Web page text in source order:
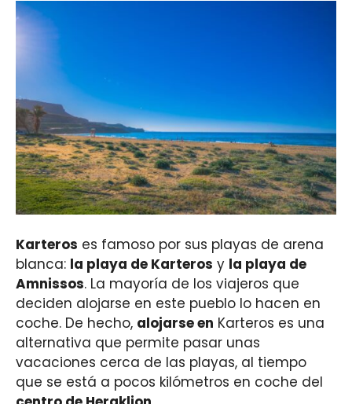
Karteros es famoso por sus playas de arena
blanca: la playa de Karteros y la playa de
Amnissos. La mayoría de los viajeros que
deciden alojarse en este pueblo lo hacen en
coche. De hecho, alojarse en Karteros es una
alternativa que permite pasar unas
vacaciones cerca de las playas, al tiempo
que se está a pocos kilómetros en coche del